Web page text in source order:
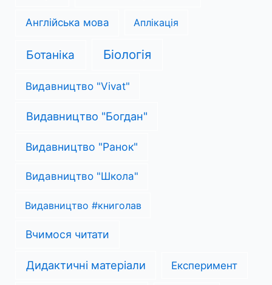
Англійська мова Аплікація
Ботаніка Біологія
Видавництво "Vivat"
Видавництво "Богдан"
Видавництво "Ранок"
Видавництво "Школа"
Видавництво #книголав
Вчимося читати
Дидактичні матеріали Експеримент